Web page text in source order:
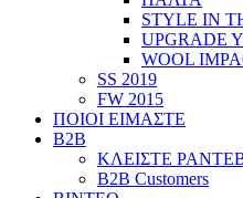
STYLE IN
UPGRADE
WOOL
SS 2019
FW 2015
ΠΟΙΟΙ ΕΙΜΑΣΤΕ
B2B
ΚΛΕΙΣΤΕ
B2B Customers